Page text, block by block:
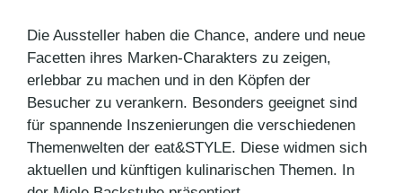
Die Aussteller haben die Chance, andere und neue
Facetten ihres Marken-Charakters zu zeigen,
erlebbar zu machen und in den Köpfen der
Besucher zu verankern. Besonders geeignet sind
für spannende Inszenierungen die verschiedenen
Themenwelten der eat&STYLE. Diese widmen sich
aktuellen und künftigen kulinarischen Themen. In